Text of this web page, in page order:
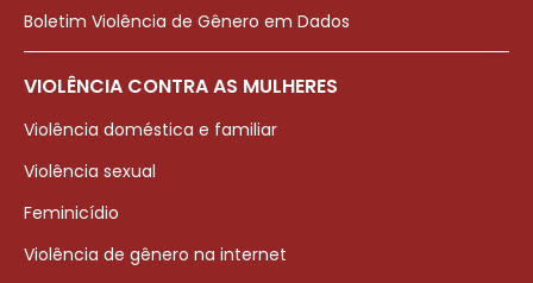
Boletim Violência de Gênero em Dados
VIOLÊNCIA CONTRA AS MULHERES
Violência doméstica e familiar
Violência sexual
Feminicídio
Violência de gênero na internet